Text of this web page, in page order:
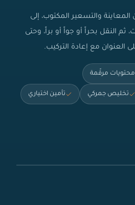
والتسعير المكتوب، إلى
النقل بحراً أو جواً أو براً، وحتى
العنوان مع إعادة التركيب.
محتويات مرقّمة
تخليص جمركي تأمين اختياري